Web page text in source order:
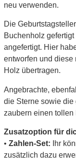
neu verwenden.
Die
Buchenholz
angefertigt. Hier
entworfen und diese
Holz übertragen.
Angebrachte,
die Sterne sowie
zaubern einen tollen
Zusatzoption für
• Zahlen-Set: Ihr
zusätzlich dazu